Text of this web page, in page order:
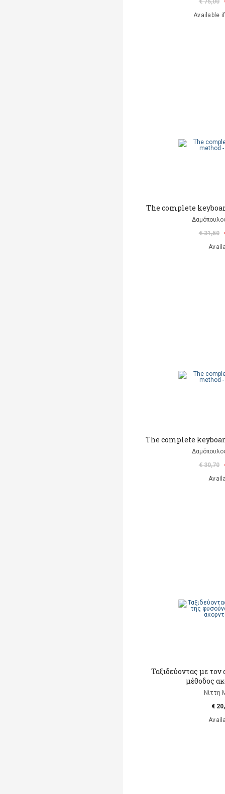
€ 75,00
Available
The complete
€ 31,50
The complete
€ 30,70
Ταξιδεύοντας με
μέθοδος
Νίττη
€